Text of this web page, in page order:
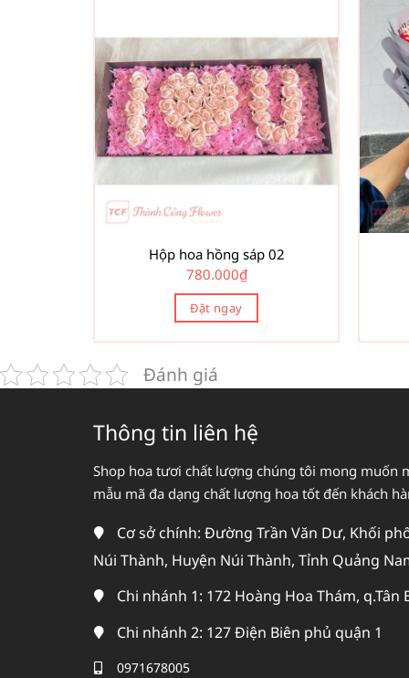
Hộp hoa hồng sáp 02
780.000₫
Đặt ngay
Đánh giá
Thông tin liên hệ
Shop hoa tươi chất lượng chúng tôi mong muốn
mẫu mã đa dạng chất lượng hoa tốt đến khách
Cơ sở chính: Đường Trần Văn Dư, Khối
Núi Thành, Huyện Núi Thành, Tỉnh Quảng
Chi nhánh 1: 172 Hoàng Hoa Thám, q.Tân
Chi nhánh 2: 127 Điện Biên phủ quận 1
0971678005